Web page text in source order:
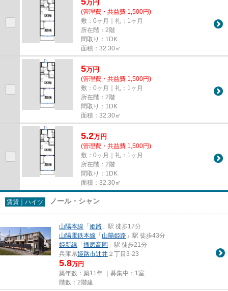
万円
(管理費・共益費 1,500円)
敷：0ヶ月｜礼：1ヶ月
所在階：2階
間取り：1DK
面積：32.30㎡
5万円
(管理費・共益費 1,500円)
敷：0ヶ月｜礼：1ヶ月
所在階：2階
間取り：1DK
面積：32.30㎡
5.2万円
(管理費・共益費 1,500円)
敷：0ヶ月｜礼：1ヶ月
所在階：2階
間取り：1DK
面積：32.30㎡
賃貸｜ハイツ ノール・シャン
山陽本線 「姫路 」駅 徒歩17分
山陽電鉄本線 「山陽姫路 」駅 徒歩43分
姫新線 「播磨高岡 」駅 徒歩21分
兵庫県姫路市辻井 ２丁目3-23
5.8万円
築年数：築11年 ｜募集中： 1室
階数：2階建